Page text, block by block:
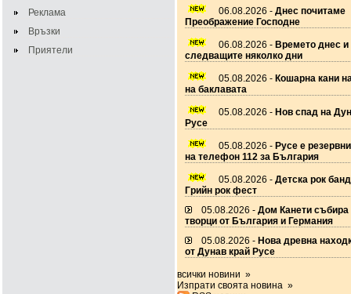
Реклама
Връзки
Приятели
06.08.2026 - Днес почитаме
Преображение Господне
06.08.2026 - Времето днес и
следващите няколко дни
05.08.2026 - Кошарна кани
на баклавата
05.08.2026 - Нов спад на
Русе
05.08.2026 - Русе е
на телефон 112 за България
05.08.2026 - Детска рок
Грийн рок фест
05.08.2026 - Дом Канети
творци от България и Германия
05.08.2026 - Нова древна
от Дунав край Русе
всички новини »
Изпрати своята новина »